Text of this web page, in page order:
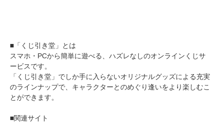
■「くじ引き堂」とは
スマホ・PCから簡単に遊べる、ハズレなしのオンラインくじサ
ービスです。
「くじ引き堂」でしか手に入らないオリジナルグッズによる充実
のラインナップで、キャラクターとのめぐり逢いをより楽しむこ
とができます。
■関連サイト